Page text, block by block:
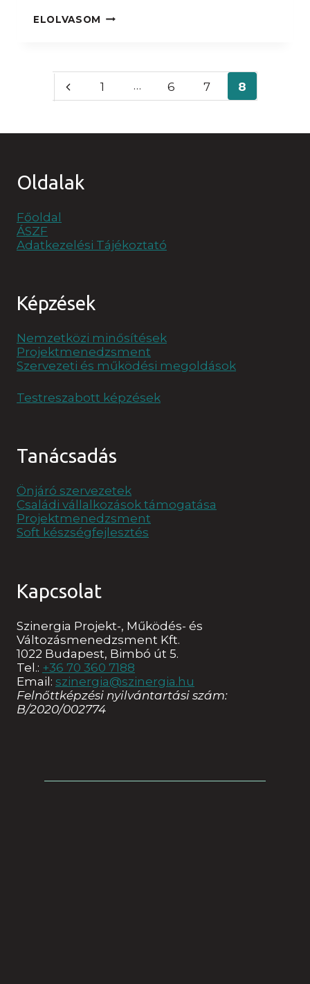
ELOLVASOM PMI
navigation
Previous1 … 6 7 8
Oldalak
Főoldal
ÁSZF
Adatkezelési Tájékoztató
Képzések
Nemzetközi minősítések
Projektmenedzsment
Szervezeti és működési megoldások
Testreszabott képzések
Tanácsadás
Önjáró szervezetek
Családi vállalkozások támogatása
Projektmenedzsment
Soft készségfejlesztés
Kapcsolat
Szinergia Projekt-, Működés- és
Változásmenedzsment Kft.
1022 Budapest, Bimbó út 5.
Tel.: +36 70 360 7188
Email: szinergia@szinergia.hu
Felnőttképzési nyilvántartási szám:
B/2020/002774